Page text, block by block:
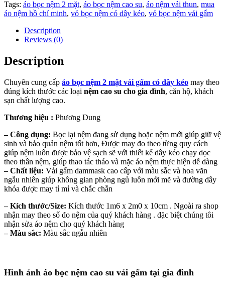
Tags: áo bọc nệm 2 mặt, áo bọc nệm cao su, áo nệm vải thun, mua
áo nệm hồ chí minh, vỏ bọc nệm có dây kéo, vỏ bọc nệm vải gấm
Description
Reviews (0)
Description
Chuyên cung cấp áo bọc nệm 2 mặt vải gấm có dây kéo may theo
đúng kích thước các loại nệm cao su cho gia đình, căn hộ, khách
sạn chất lượng cao.
Thương hiệu : Phương Dung
– Công dụng: Bọc lại nệm đang sử dụng hoặc nệm mới giúp giữ vệ
sinh và bảo quản nệm tốt hơn, Được may đo theo từng quy cách
giúp nệm luôn được bảo vệ sạch sẽ với thiết kế dây kéo chạy dọc
theo thân nệm, giúp thao tác tháo và mặc áo nệm thực hiện dễ dàng
– Chất liệu: Vải gấm dammask cao cấp với màu sắc và hoa văn
ngẫu nhiên giúp không gian phòng ngủ luôn mới mẽ và đường dây
khóa được may tỉ mỉ và chắc chắn
– Kích thước/Size: Kích thước 1m6 x 2m0 x 10cm . Ngoài ra shop
nhận may theo số đo nệm của quý khách hàng . đặc biệt chúng tôi
nhận sửa áo nệm cho quý khách hàng
– Màu sắc: Màu sắc ngẫu nhiên
Hình ảnh áo bọc nệm cao su vải gấm tại gia đình